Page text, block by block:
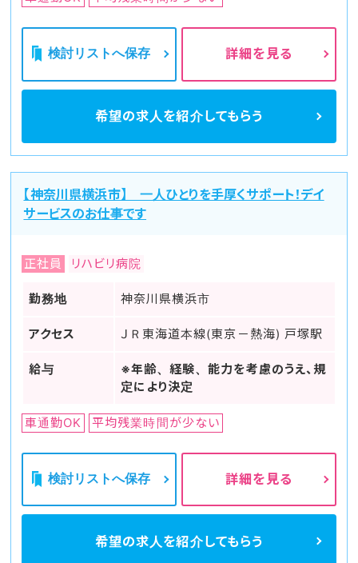
検討リストへ保存 詳細を見る
希望の求人を紹介してもらう
【神奈川県横浜市】 一人ひとりを手厚くサポート！デイ
サービスのお仕事です
正社員 リハビリ病院
勤務地 神奈川県横浜市
アクセス ＪＲ東海道本線(東京－熱海) 戸塚駅
給与
※年齢、経験、能力を考慮のうえ、規
定により決定
車通勤OK 平均残業時間が少ない
検討リストへ保存 詳細を見る
希望の求人を紹介してもらう